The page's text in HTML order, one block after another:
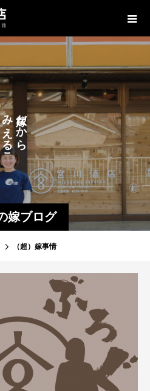
嫁ブログ
か
ら
み
え
る
こ
と
（超）嫁事情